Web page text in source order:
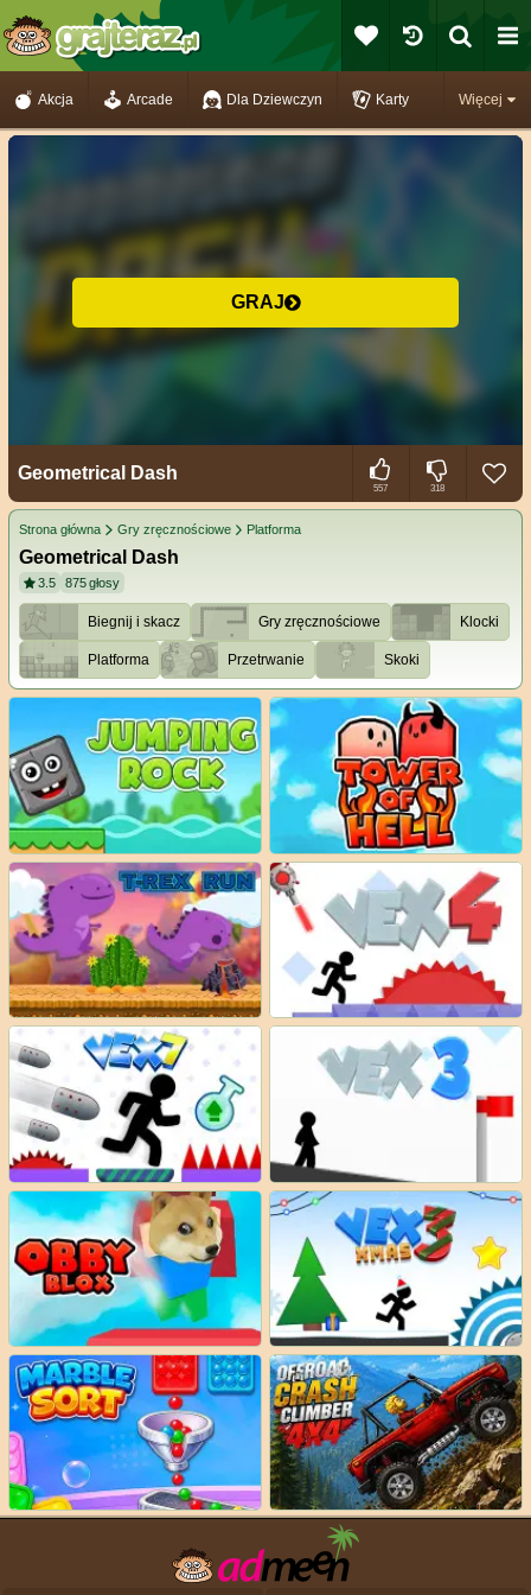
Więcej
Akcja Arcade Dla Dziewczyn Karty
GRAJ
Geometrical Dash
557 318
Strona główna Gry zręcznościowe Platforma
Geometrical Dash
3.5 875głosy
Biegnij i skacz Gry zręcznościowe Klocki
Platforma Przetrwanie Skoki